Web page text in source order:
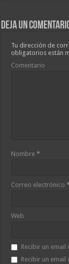
Deja un
Tu dirección de
obligatorios están
Comentario
Nombre*
Correo electrónico
Web
Recibir un
Recibir un email